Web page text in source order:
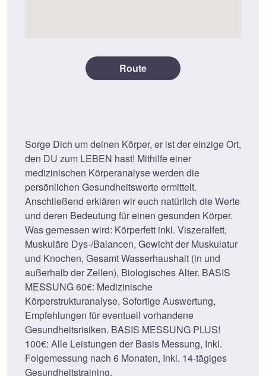
Route
Sorge Dich um deinen Körper, er ist der einzige Ort,
den DU zum LEBEN hast! Mithilfe einer
medizinischen Körperanalyse werden die
persönlichen Gesundheitswerte ermittelt.
Anschließend erklären wir euch natürlich die Werte
und deren Bedeutung für einen gesunden Körper.
Was gemessen wird: Körperfett inkl. Viszeralfett,
Muskuläre Dys-/Balancen, Gewicht der Muskulatur
und Knochen, Gesamt Wasserhaushalt (in und
außerhalb der Zellen), Biologisches Alter. BASIS
MESSUNG 60€: Medizinische
Körperstrukturanalyse, Sofortige Auswertung,
Empfehlungen für eventuell vorhandene
Gesundheitsrisiken. BASIS MESSUNG PLUS!
100€: Alle Leistungen der Basis Messung, Inkl.
Folgemessung nach 6 Monaten, Inkl. 14-tägiges
Gesundheitstraining.